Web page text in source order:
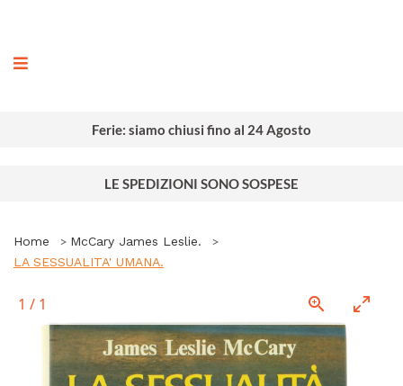
Ferie: siamo chiusi fino al 24 Agosto
LE SPEDIZIONI SONO SOSPESE
Home
McCary James Leslie.
LA SESSUALITA' UMANA.
1 / 1